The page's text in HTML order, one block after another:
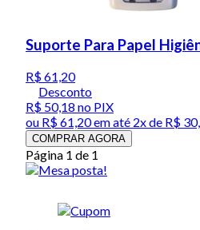
Suporte Para Papel
R$ 61,20
Desconto
R$ 50,18 no PIX
ou R$ 61,20em até 2x de R$
COMPRAR AGORA
Página 1 de 1